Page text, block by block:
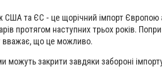
США та ЄС - це щорічний імпорт Європою
протягом наступних трьох років.
вважає, що це можливо.
можуть закрити завдяки забороні